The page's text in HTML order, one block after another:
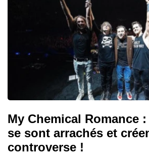
My Chemical Romance
se sont arrachés et
controverse !